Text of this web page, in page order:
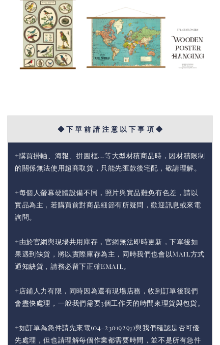
◆ 下 單 前 請 注 意 以 下 事 項 ◆
+購買掛軸、海報、拼圖框...等大型材積商品時，因材積限制
的關係無法使用超商取貨，只能先匯款後宅配，敬請理解。
+每個人螢幕硬體設備不同，照片與實品難免有色差，請以
實品為主，若購買前對商品細節有所疑問，歡迎訊息或來電
詢問。
+由於官網與現場共用庫存，官網無法即時更新，下單後如
果遇到缺貨，將以實際庫存為主，同時我們也會以Mail方式
通知缺貨，請務必留下正確Email。
+店鋪人力有限，同時因為還有現場店務，收到訂單後我們
會盡快處理，一般我們需要3個工作天的時間來理貨與包貨。
+如訂單為急件請先來電(04-23019297)與我們確認是否可優
先處理，但也請理解每個作業都需要時間，並不是所有急件